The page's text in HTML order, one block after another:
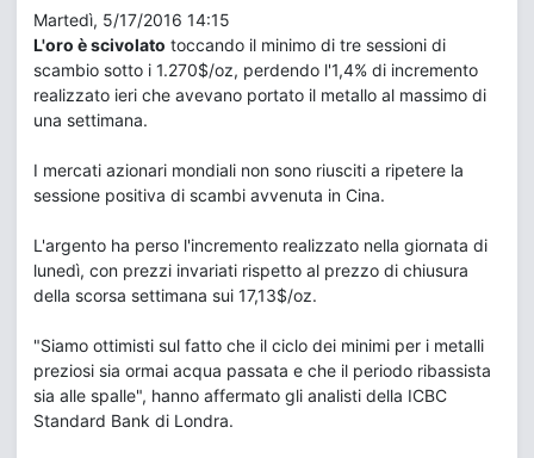
Martedì, 5/17/2016 14:15
L'oro è scivolato toccando il minimo di tre sessioni di
scambio sotto i 1.270$/oz, perdendo l'1,4% di incremento
realizzato ieri che avevano portato il metallo al massimo di
una settimana.
I mercati azionari mondiali non sono riusciti a ripetere la
sessione positiva di scambi avvenuta in Cina.
L'argento ha perso l'incremento realizzato nella giornata di
lunedì, con prezzi invariati rispetto al prezzo di chiusura
della scorsa settimana sui 17,13$/oz.
"Siamo ottimisti sul fatto che il ciclo dei minimi per i metalli
preziosi sia ormai acqua passata e che il periodo ribassista
sia alle spalle", hanno affermato gli analisti della ICBC
Standard Bank di Londra.